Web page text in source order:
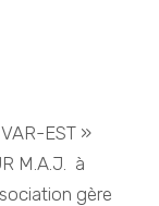
EST »
M.A.J. à
gère